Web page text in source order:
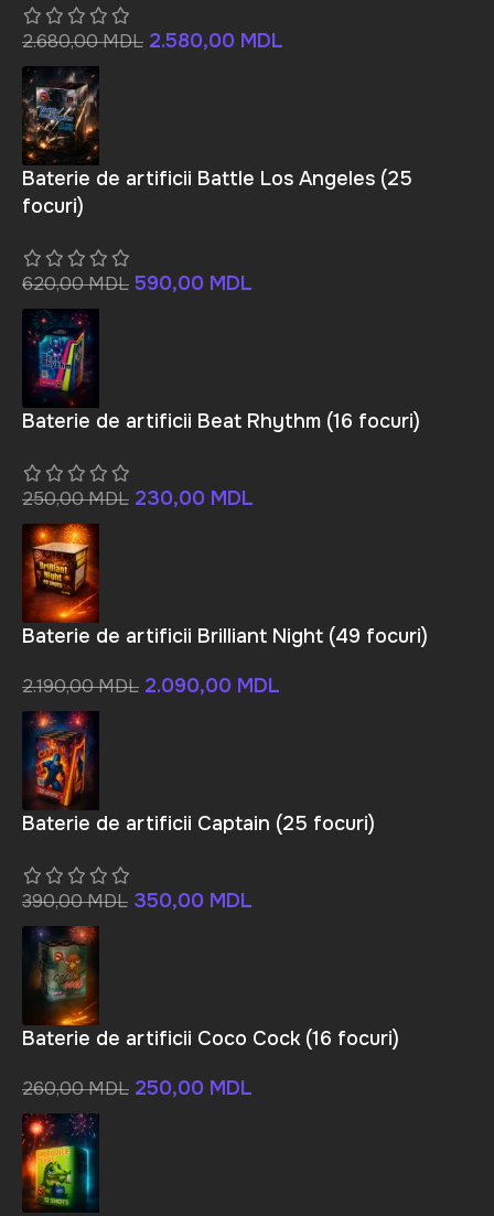
2.680,00MDL 2.580,00 MDL
Baterie de artificii Battle Los Angeles (25
focuri)
620,00MDL 590,00 MDL
Baterie de artificii Beat Rhythm (16 focuri)
250,00MDL 230,00 MDL
Baterie de artificii Brilliant Night (49 focuri)
2.190,00MDL 2.090,00 MDL
Baterie de artificii Captain (25 focuri)
390,00MDL 350,00 MDL
Baterie de artificii Coco Cock (16 focuri)
260,00MDL 250,00 MDL